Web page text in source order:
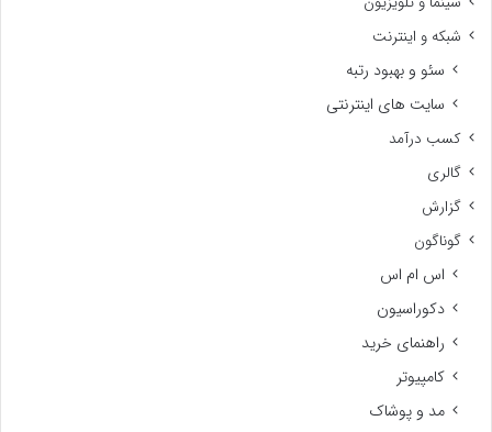
شبکه و اینترنت
سئو و بهبود رتبه
سایت های اینترنتی
کسب درآمد
گالری
گزارش
گوناگون
اس ام اس
دکوراسیون
راهنمای خرید
کامپیوتر
مد و پوشاک